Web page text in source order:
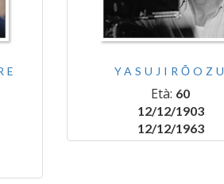
YASUJIRŌOZU
Età: 60
12/12/1903
12/12/1963